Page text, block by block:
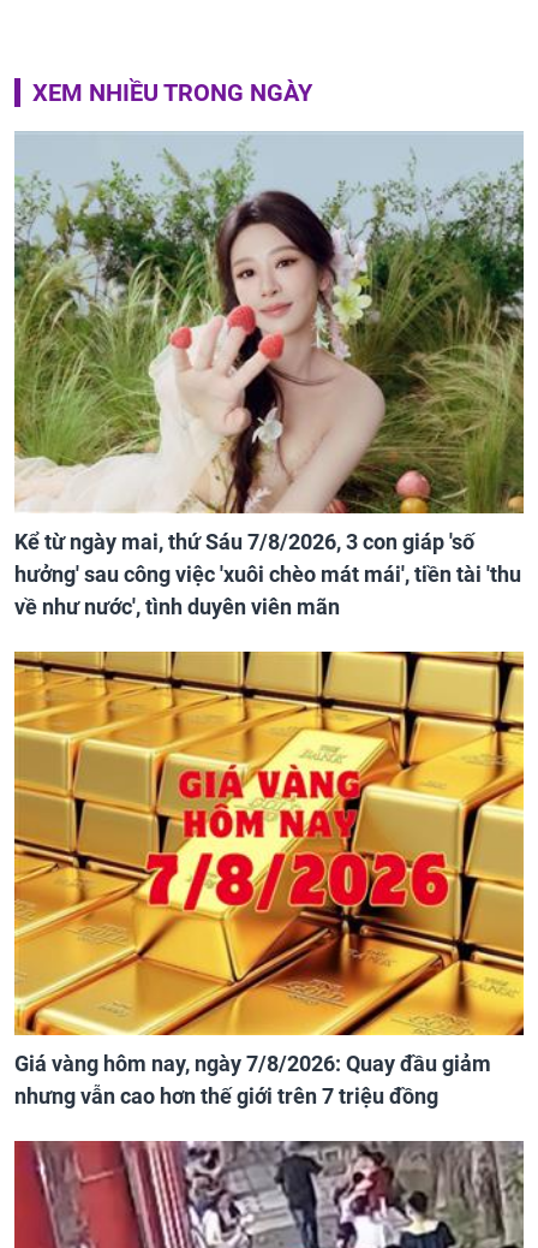
XEM NHIỀU TRONG NGÀY
Kể từ ngày mai, thứ Sáu 7/8/2026, 3 con giáp 'số
hưởng' sau công việc 'xuôi chèo mát mái', tiền tài 'thu
về như nước', tình duyên viên mãn
Giá vàng hôm nay, ngày 7/8/2026: Quay đầu giảm
nhưng vẫn cao hơn thế giới trên 7 triệu đồng